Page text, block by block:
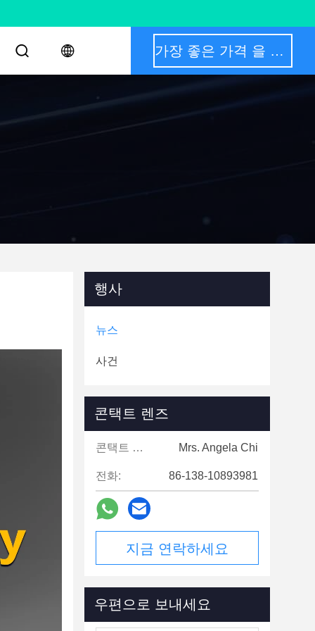
가장 좋은 가격 을 구하라
행사
뉴스
사건
콘택트 렌즈
콘택트 렌즈: Mrs. Angela Chi
전화: 86-138-10893981
지금 연락하세요
우편으로 보내세요